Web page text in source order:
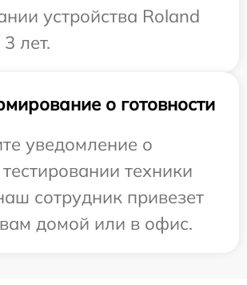
устройства Roland
лет.
о готовности
уведомление о
техники
сотрудник привезет
домой или в офис.